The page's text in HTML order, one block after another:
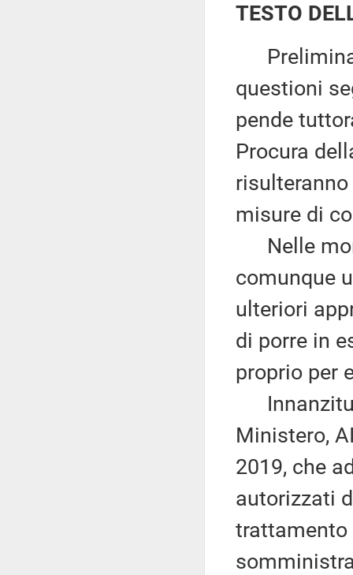
TESTO
questioni
pende
Procura
misure di
Nelle
comunque
ulteriori
di porre in
proprio per
Ministero,
2019, che
autorizzati
trattamento